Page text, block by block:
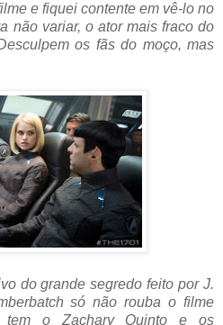
e fiquei contente em vê-lo no
não variar, o ator mais fraco do
os fãs do moço, mas
do grande segredo feito por J.
só não rouba o filme
tem o Zachary Quinto e os